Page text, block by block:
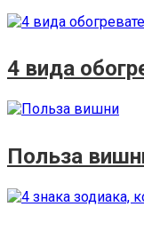
4 вида
Польза